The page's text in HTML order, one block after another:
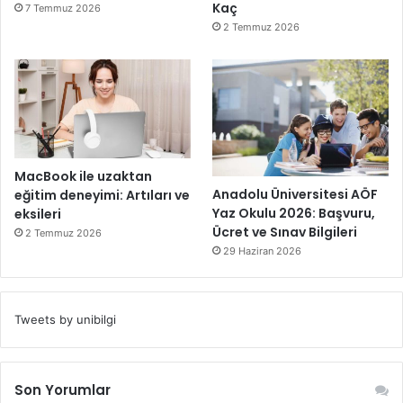
7 Temmuz 2026 Kaç
2 Temmuz 2026
MacBook ile uzaktan
eğitim deneyimi: Artıları ve
eksileri
2 Temmuz 2026
Anadolu Üniversitesi AÖF
Yaz Okulu 2026: Başvuru,
Ücret ve Sınav Bilgileri
29 Haziran 2026
Tweets by unibilgi
Son Yorumlar